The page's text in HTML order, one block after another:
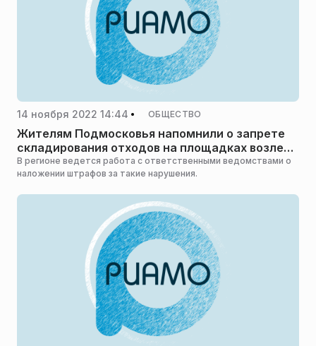
14 ноября 2022 14:44 ОБЩЕСТВО
Жителям Подмосковья напомнили о запрете
складирования отходов на площадках возле
домов
В регионе ведется работа с ответственными ведомствами о
наложении штрафов за такие нарушения.